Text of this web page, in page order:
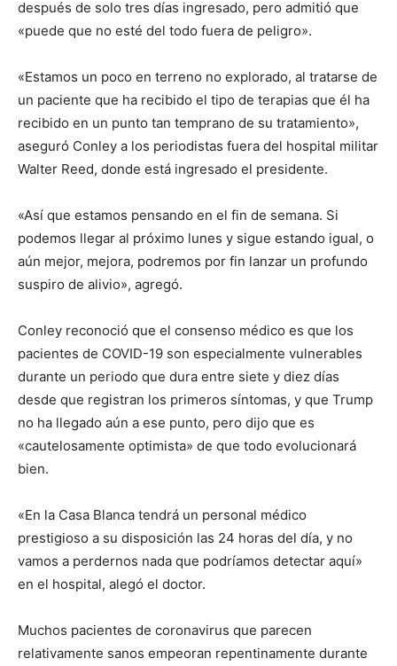
después de solo tres días ingresado, pero admitió que
«puede que no esté del todo fuera de peligro».
«Estamos un poco en terreno no explorado, al tratarse de
un paciente que ha recibido el tipo de terapias que él ha
recibido en un punto tan temprano de su tratamiento»,
aseguró Conley a los periodistas fuera del hospital militar
Walter Reed, donde está ingresado el presidente.
«Así que estamos pensando en el fin de semana. Si
podemos llegar al próximo lunes y sigue estando igual, o
aún mejor, mejora, podremos por fin lanzar un profundo
suspiro de alivio», agregó.
Conley reconoció que el consenso médico es que los
pacientes de COVID-19 son especialmente vulnerables
durante un periodo que dura entre siete y diez días
desde que registran los primeros síntomas, y que Trump
no ha llegado aún a ese punto, pero dijo que es
«cautelosamente optimista» de que todo evolucionará
bien.
«En la Casa Blanca tendrá un personal médico
prestigioso a su disposición las 24 horas del día, y no
vamos a perdernos nada que podríamos detectar aquí»
en el hospital, alegó el doctor.
Muchos pacientes de coronavirus que parecen
relativamente sanos empeoran repentinamente durante